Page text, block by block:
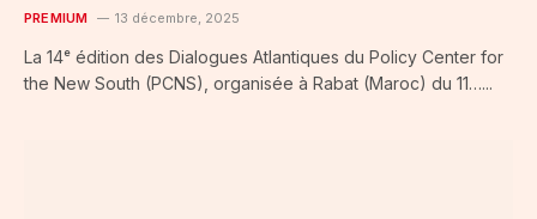
PREMIUM 13 décembre, 2025
La 14ᵉ édition des Dialogues Atlantiques du Policy Center for
the New South (PCNS), organisée à Rabat (Maroc) du 11…...